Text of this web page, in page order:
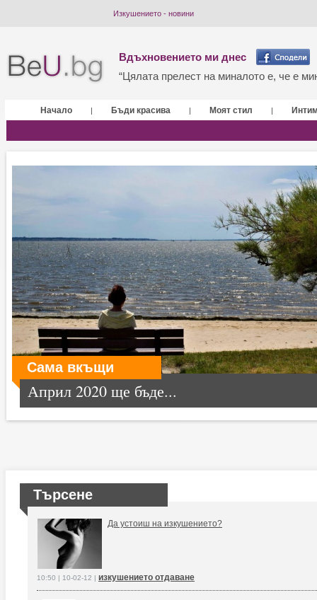
Изкушението - новини
Вдъхновението ми днес
“Цялата прелест на миналото е, че е
Начало | Бъди красива | Моят стил |
Сама вкъщи
Април 2020 ще бъде...
Търсене
Да устоиш на изкушението?
10:50 | 10-02-12 | изкушението отдаване